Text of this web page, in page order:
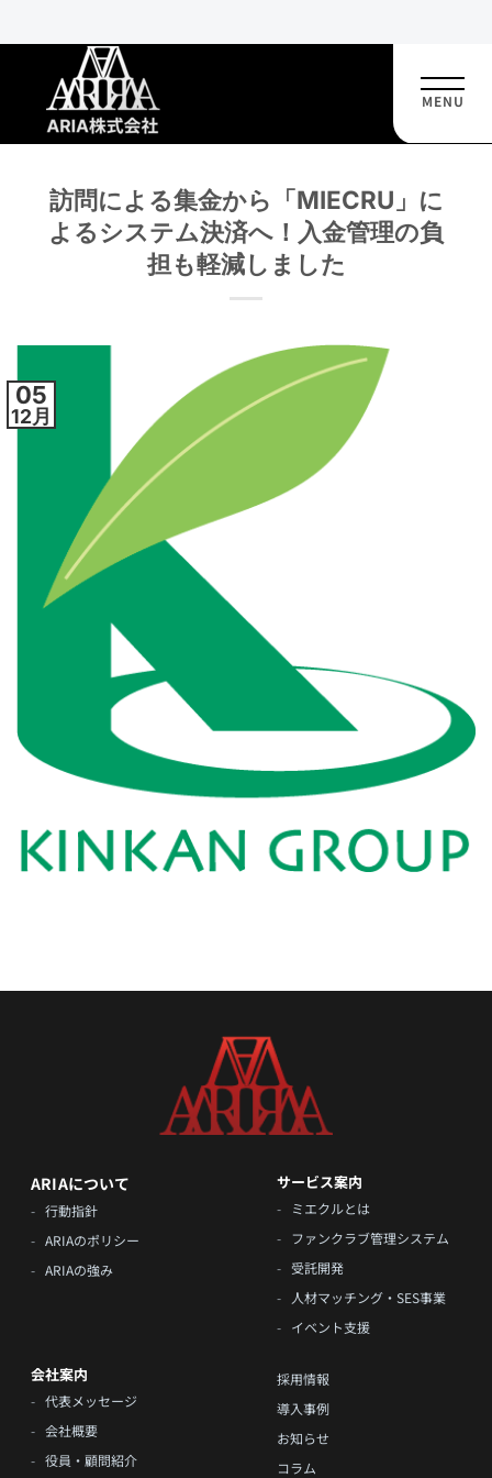
content
MENU
訪問による集金から「MIECRU」に
よるシステム決済へ！入金管理の負
担も軽減しました
05
12月
ARIAについて
- 行動指針
- ARIAのポリシー
- ARIAの強み
サービス案内
-
ミエクルとは
- ファンクラブ管理システム
- 受託開発
-
人材マッチング・SES事業
- イベント支援
会社案内
- 代表メッセージ
- 会社概要
- 役員・顧問紹介
採用情報
導入事例
お知らせ
コラム